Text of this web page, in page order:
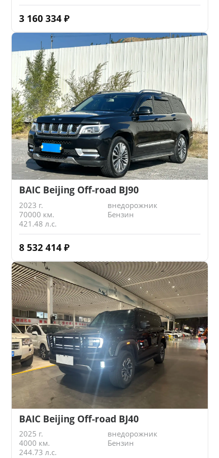
3 160 334 ₽
BAIC Beijing Off-road BJ90
2023 г.
внедорожник
70000 км.
Бензин
421.48 л.с.
8 532 414 ₽
BAIC Beijing Off-road BJ40
2025 г.
внедорожник
4000 км.
Бензин
244.73 л.с.